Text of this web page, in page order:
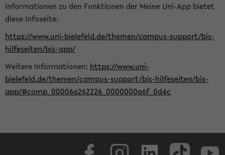
Informationen zu den Funktionen der Meine Uni-App bietet
diese Infoseite:
https://www.uni-bielefeld.de/themen/campus-support/bis-
hilfeseiten/bis-app/
Weitere Informationen: https://www.uni-
bielefeld.de/themen/campus-support/bis-hilfeseiten/bis-
app/#comp_00006a262226_0000000a6f_0d4c